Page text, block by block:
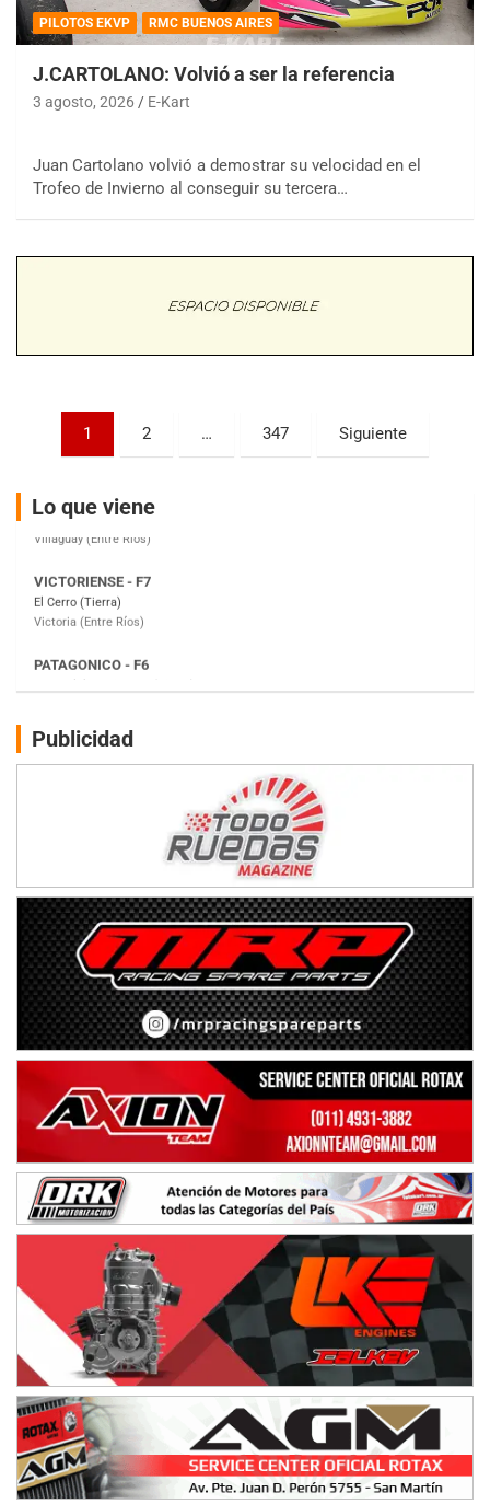
PILOTOS EKVP RMC BUENOS AIRES
J.CARTOLANO: Volvió a ser la referencia
3 agosto, 2026 E-Kart
Juan Cartolano volvió a demostrar su velocidad en el
Trofeo de Invierno al conseguir su tercera…
Paginación
entradas
1 2 … 347 Siguiente
Lo que viene
COBERTURA ESPECIAL DE E-KART.COM.AR
08/09-AGO
Ramiro Tot (Asfalto)
Trenque Lauquen (Buenos Aires)
Villaguay (Entre Ríos)
El Cerro (Tierra)
Victoria (Entre Ríos)
Moto Club Reginense (Tierra)
Gral. E. Godoy (Río Negro)
Juventud Unida (Tierra)
Humboldt (Santa Fe)
NORESTE SANTAFESINO - F6
José Samuel Sánchez (Tierra)
TUCUMANO - F5
Juan Navarro (Asfalto)
El Timbó (Tucumán)
COBERTURA ESPECIAL DE E-KART.COM.AR
08/09-AGO
IAME SERIES ARGENTINA 6
Ramiro Tot (Asfalto)
KDO - F6
Ciudad de Trenque Lauquen (Asfalto)
Trenque Lauquen (Buenos Aires)
ENTRERRIANO - F6 (POSTERGADA)
Parque de la Velocidad (Asfalto)
Villaguay (Entre Ríos)
VICTORIENSE - F7
El Cerro (Tierra)
Victoria (Entre Ríos)
PATAGONICO - F6
Moto Club Reginense (Tierra)
Gral. E. Godoy (Río Negro)
CSK - F7
Juventud Unida (Tierra)
Humboldt (Santa Fe)
Publicidad